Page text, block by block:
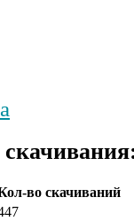
во скачиваний